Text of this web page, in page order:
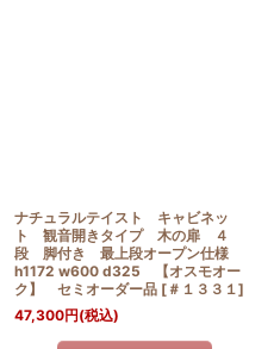
ナチュラルテイスト キャビネッ
ト 観音開きタイプ 木の扉 ４
段 脚付き 最上段オープン仕様
h1172 w600 d325 【オスモオー
ク】 セミオーダー品 [ ＃１３３１]
47,300円(税込)